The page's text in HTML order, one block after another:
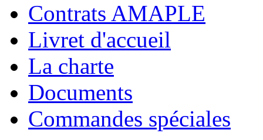
Contrats AMAPLE
Livret d'accueil
La charte
Documents
Commandes spéciales